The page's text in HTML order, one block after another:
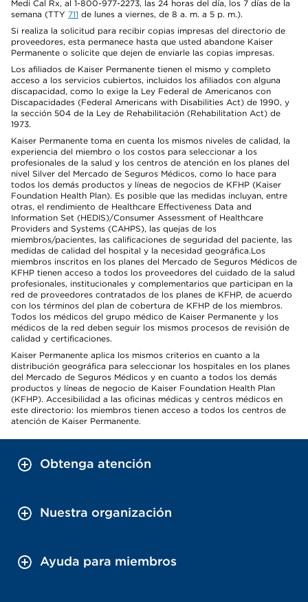
Medi Cal Rx, al 1-800-977-2273, las 24 horas del día, los 7 días de la
semana (TTY 711 de lunes a viernes, de 8 a. m. a 5 p. m.).
Si realiza la solicitud para recibir copias impresas del directorio de
proveedores, esta permanece hasta que usted abandone Kaiser
Permanente o solicite que dejen de enviarle las copias impresas.
Los afiliados de Kaiser Permanente tienen el mismo y completo
acceso a los servicios cubiertos, incluidos los afiliados con alguna
discapacidad, como lo exige la Ley Federal de Americanos con
Discapacidades (Federal Americans with Disabilities Act) de 1990, y
la sección 504 de la Ley de Rehabilitación (Rehabilitation Act) de
1973.
Kaiser Permanente toma en cuenta los mismos niveles de calidad, la
experiencia del miembro o los costos para seleccionar a los
profesionales de la salud y los centros de atención en los planes del
nivel Silver del Mercado de Seguros Médicos, como lo hace para
todos los demás productos y líneas de negocios de KFHP (Kaiser
Foundation Health Plan). Es posible que las medidas incluyan, entre
otras, el rendimiento de Healthcare Effectiveness Data and
Information Set (HEDIS)/Consumer Assessment of Healthcare
Providers and Systems (CAHPS), las quejas de los
miembros/pacientes, las calificaciones de seguridad del paciente, las
medidas de calidad del hospital y la necesidad geográfica.Los
miembros inscritos en los planes del Mercado de Seguros Médicos de
KFHP tienen acceso a todos los proveedores del cuidado de la salud
profesionales, institucionales y complementarios que participan en la
red de proveedores contratados de los planes de KFHP, de acuerdo
con los términos del plan de cobertura de KFHP de los miembros.
Todos los médicos del grupo médico de Kaiser Permanente y los
médicos de la red deben seguir los mismos procesos de revisión de
calidad y certificaciones.
Kaiser Permanente aplica los mismos criterios en cuanto a la
distribución geográfica para seleccionar los hospitales en los planes
del Mercado de Seguros Médicos y en cuanto a todos los demás
productos y líneas de negocio de Kaiser Foundation Health Plan
(KFHP). Accesibilidad a las oficinas médicas y centros médicos en
este directorio: los miembros tienen acceso a todos los centros de
atención de Kaiser Permanente.
Obtenga atención
Nuestra organización
Ayuda para miembros